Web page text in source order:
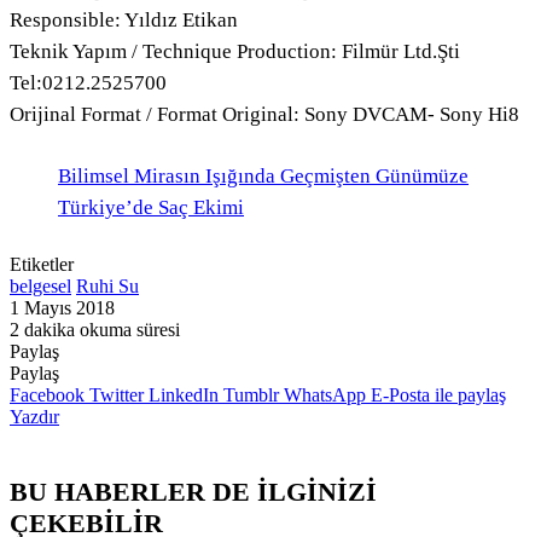
Responsible: Yıldız Etikan
Teknik Yapım / Technique Production: Filmür Ltd.Şti
Tel:0212.2525700
Orijinal Format / Format Original: Sony DVCAM- Sony Hi8
Bilimsel Mirasın Işığında Geçmişten Günümüze
Türkiye’de Saç Ekimi
Etiketler
belgesel Ruhi Su
1 Mayıs 2018
2 dakika okuma süresi
Paylaş
Facebook
Twitter
LinkedIn
Pinterest
Messenger
Messenger
WhatsApp
Telegram
E-
Posta
ile
Yazdır
Paylaş
Facebook Twitter LinkedIn Tumblr WhatsApp E-Posta ile paylaş
Yazdır
BU HABERLER DE İLGİNİZİ
ÇEKEBİLİR